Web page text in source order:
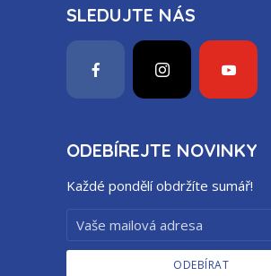
SLEDUJTE NÁS
ODEBÍREJTE NOVINKY
Každé pondělí obdržíte sumář!